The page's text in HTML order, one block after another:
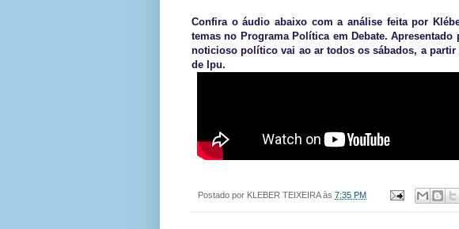
Confira o áudio abaixo com a análise feita por
temas no Programa Política em Debate. Apresentado
noticioso político vai ao ar todos os sábados, a partir
de Ipu.
Postado por KLEBER TEIXEIRA às 7:35 PM